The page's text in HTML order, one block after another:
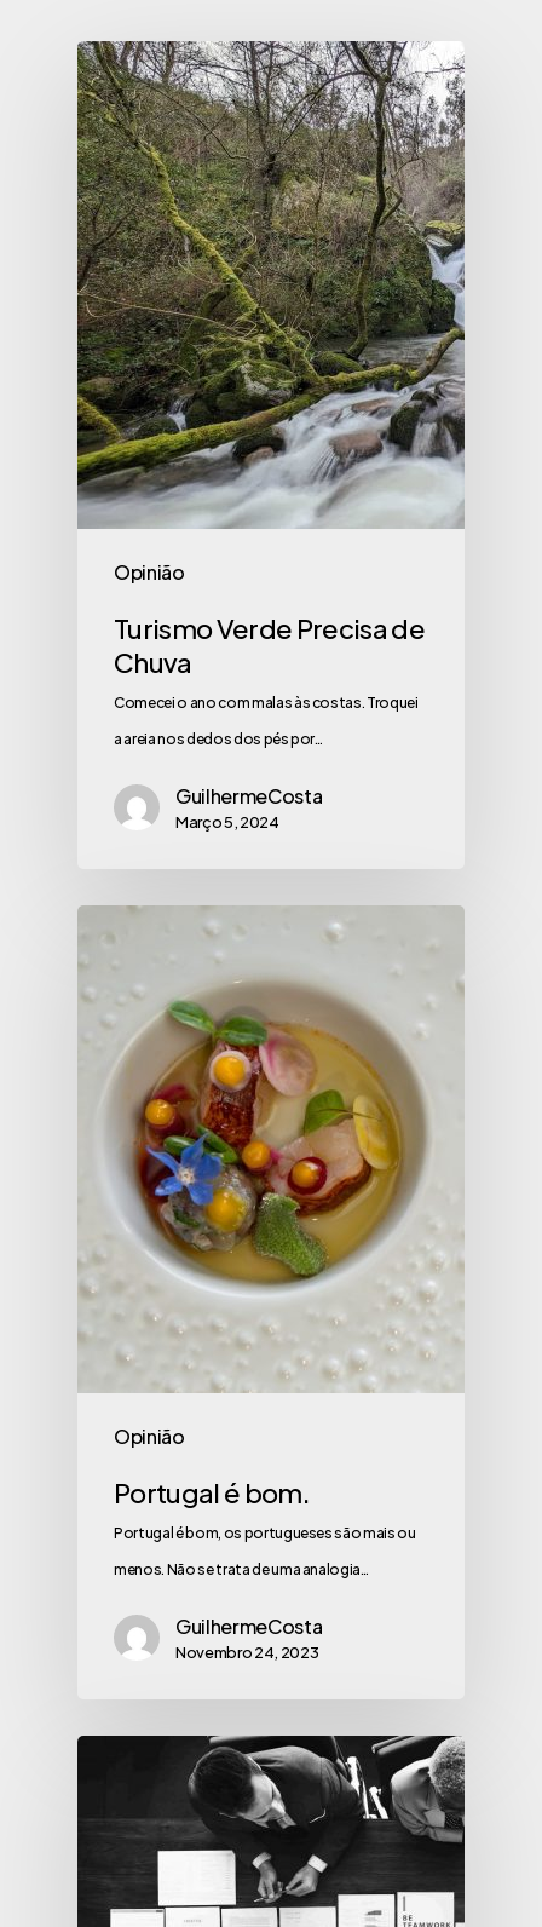
Opinião
Turismo Verde Precisa de
Chuva
Comecei o ano com malas às costas. Troquei
a areia nos dedos dos pés por…
GuilhermeCosta
Março 5, 2024
Opinião
Portugal é bom.
Portugal é bom, os portugueses são mais ou
menos. Não se trata de uma analogia…
GuilhermeCosta
Novembro 24, 2023